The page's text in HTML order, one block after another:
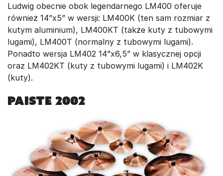
Ludwig obecnie obok legendarnego LM400 oferuje
również 14”x5” w wersji: LM400K (ten sam rozmiar z
kutym aluminium), LM400KT (także kuty z tubowymi
lugami), LM400T (normalny z tubowymi lugami).
Ponadto wersja LM402 14”x6,5” w klasycznej opcji
oraz LM402KT (kuty z tubowymi lugami) i LM402K
(kuty).
PAISTE 2002